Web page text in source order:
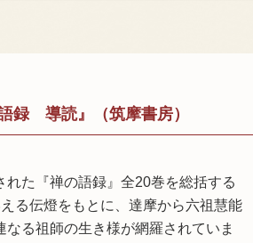
録 導読』（筑摩書房）
た『禅の語録』全20巻を総括する
る伝燈をもとに、達摩から六祖慧能
なる祖師の生き様が網羅されていま